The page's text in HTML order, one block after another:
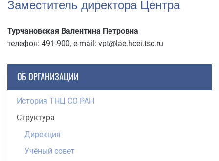
Заместитель директора Центра
Турчановская Валентина Петровна
телефон: 491-900, e-mail: vpt@lae.hcei.tsc.ru
ОБ ОРГАНИЗАЦИИ
История ТНЦ СО РАН
Структура
Дирекция
Учёный совет